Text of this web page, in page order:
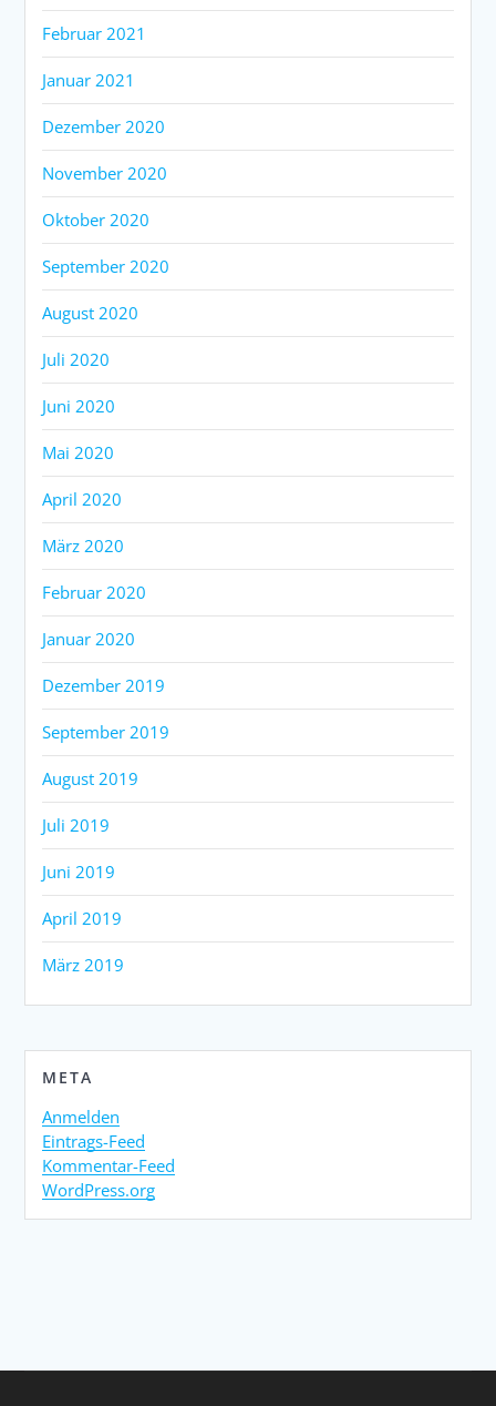
Februar 2021
Januar 2021
Dezember 2020
November 2020
Oktober 2020
September 2020
August 2020
Juli 2020
Juni 2020
Mai 2020
April 2020
März 2020
Februar 2020
Januar 2020
Dezember 2019
September 2019
August 2019
Juli 2019
Juni 2019
April 2019
März 2019
META
Anmelden
Eintrags-Feed
Kommentar-Feed
WordPress.org